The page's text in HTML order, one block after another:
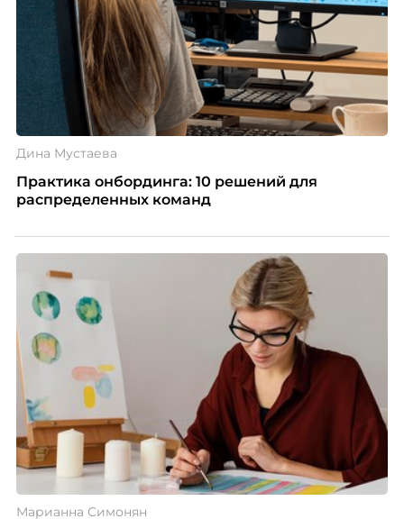
Дина Мустаева
Практика онбординга: 10 решений для
распределенных команд
Марианна Симонян